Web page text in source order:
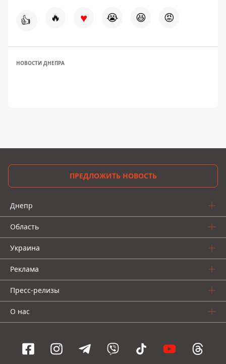
👍 🔥 ♥ 😭 😆 😡
НОВОСТИ ДНЕПРА
ПРЕДЛОЖИТЬ НОВОСТЬ
Днепр
Область
Украина
Реклама
Пресс-релизы
О нас